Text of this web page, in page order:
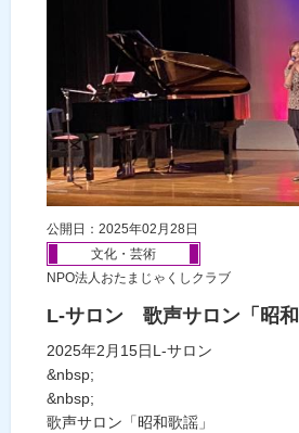
公開日：2025年02月28日
文化・芸術
NPO法人おたまじゃくしクラブ
L-サロン 歌声サロン「昭和
2025年2月15日L-サロン
&nbsp;
&nbsp;
歌声サロン「昭和歌謡」